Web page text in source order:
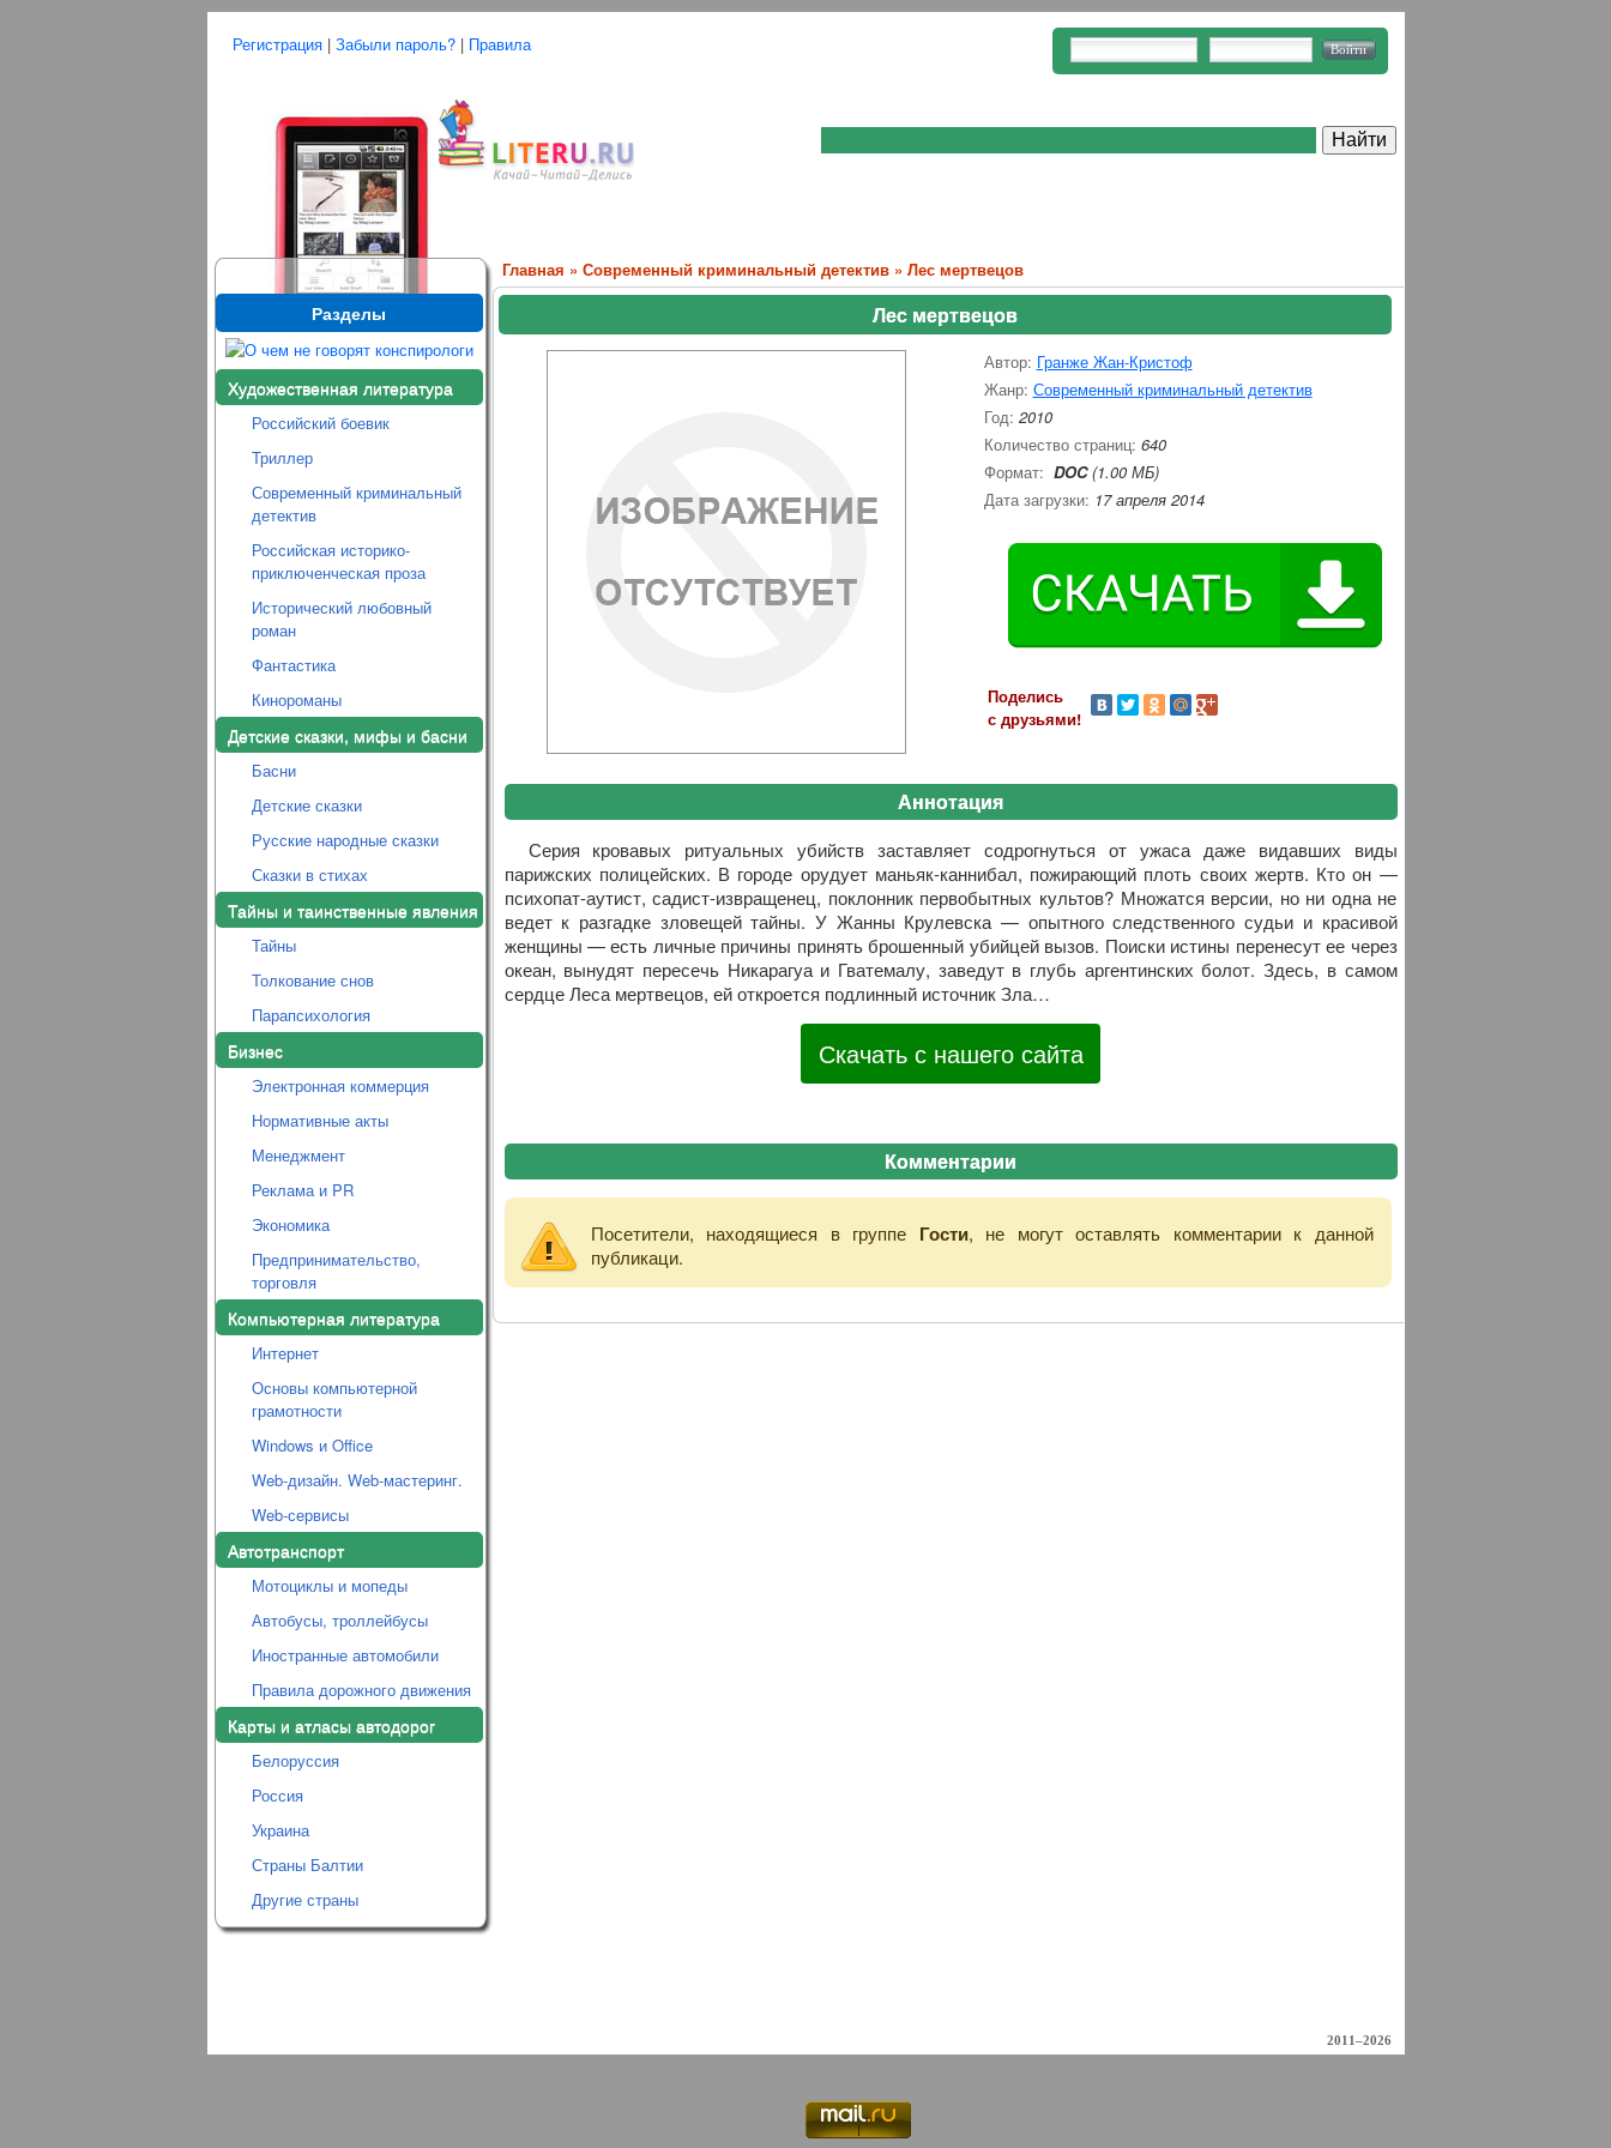
Регистрация| Забыли пароль?| Правила
Разделы
Художественная литература
Российский боевик
Триллер
Современный криминальный
детектив
Российская историко-
приключенческая проза
Исторический любовный
роман
Фантастика
Кинороманы
Детские сказки, мифы и басни
Басни
Детские сказки
Русские народные сказки
Сказки в стихах
Тайны и таинственные явления
Тайны
Толкование снов
Парапсихология
Бизнес
Электронная коммерция
Нормативные акты
Менеджмент
Реклама и PR
Экономика
Предпринимательство,
торговля
Компьютерная литература
Интернет
Основы компьютерной
грамотности
Windows и Office
Web-дизайн. Web-мастеринг.
Web-сервисы
Автотранспорт
Мотоциклы и мопеды
Автобусы, троллейбусы
Иностранные автомобили
Правила дорожного движения
Карты и атласы автодорог
Белоруссия
Россия
Украина
Страны Балтии
Другие страны
Главная » Современный криминальный детектив» Лес мертвецов
Лес мертвецов
Автор: Гранже Жан-Кристоф
Жанр: Современный криминальный детектив
Год: 2010
Количество страниц: 640
Формат: DOC(1.00 МБ)
Дата загрузки: 17 апреля 2014
Поделись
с друзьями!
Аннотация
Серия кровавых ритуальных убийств заставляет содрогнуться от ужаса даже видавших виды
парижских полицейских. В городе орудует маньяк-каннибал, пожирающий плоть своих жертв. Кто он —
психопат-аутист, садист-извращенец, поклонник первобытных культов? Множатся версии, но ни одна не
ведет к разгадке зловещей тайны. У Жанны Крулевска — опытного следственного судьи и красивой
женщины — есть личные причины принять брошенный убийцей вызов. Поиски истины перенесут ее через
океан, вынудят пересечь Никарагуа и Гватемалу, заведут в глубь аргентинских болот. Здесь, в самом
сердце Леса мертвецов, ей откроется подлинный источник Зла…
Скачать с нашего сайта
Комментарии
Посетители, находящиеся в группе Гости, не могут оставлять комментарии к данной
публикаци.
2011–2026